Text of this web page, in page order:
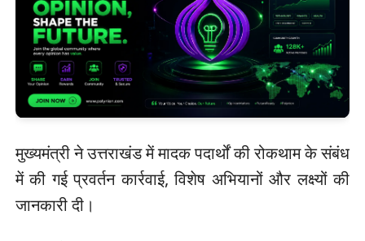
मुख्यमंत्री ने उत्तराखंड में मादक पदार्थों की रोकथाम के संबंध
में की गई प्रवर्तन कार्रवाई, विशेष अभियानों और लक्ष्यों की
जानकारी दी।